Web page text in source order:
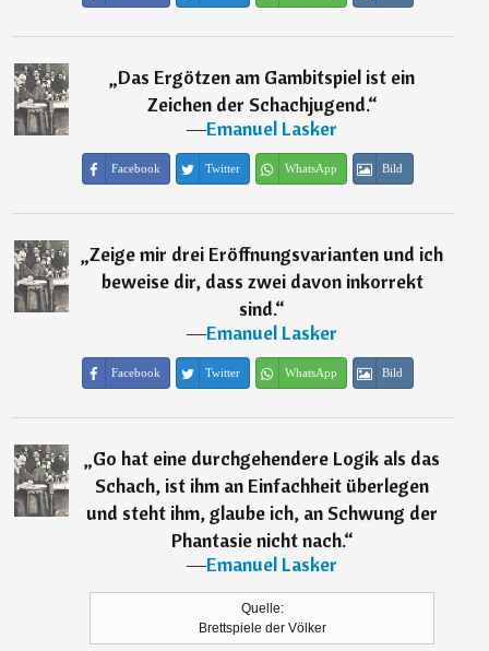
„Das Ergötzen am Gambitspiel ist ein
Zeichen der Schachjugend.“
―Emanuel Lasker
Facebook Twitter WhatsApp Bild
„Zeige mir drei Eröffnungsvarianten und ich
beweise dir, dass zwei davon inkorrekt
sind.“
―Emanuel Lasker
Facebook Twitter WhatsApp Bild
„Go hat eine durchgehendere Logik als das
Schach, ist ihm an Einfachheit überlegen
und steht ihm, glaube ich, an Schwung der
Phantasie nicht nach.“
―Emanuel Lasker
Quelle:
Brettspiele der Völker